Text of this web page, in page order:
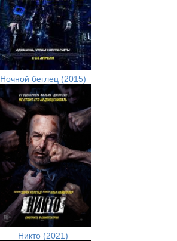
Ночной беглец (2015)
Никто (2021)